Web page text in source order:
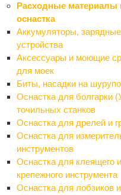
Расходные материалы
оснастка
Аккумуляторы, зарядные
устройства
Аксессуары и моющие
для моек
Биты, насадки на
Оснастка для болгарки
точильных станков
Оснастка для дрелей и
Оснастка для
инструментов
Оснастка для клеящего и
крепежного инструмента
Оснастка для лобзиков и
2026 © Комфорт: магазин
строительства
This site is protected by
PolicyandTerms of Service
Назад
Каталог
Назад
Алюминиевые листы и